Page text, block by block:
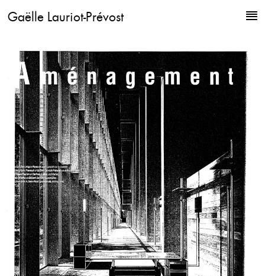
Gaëlle Lauriot-Prévost